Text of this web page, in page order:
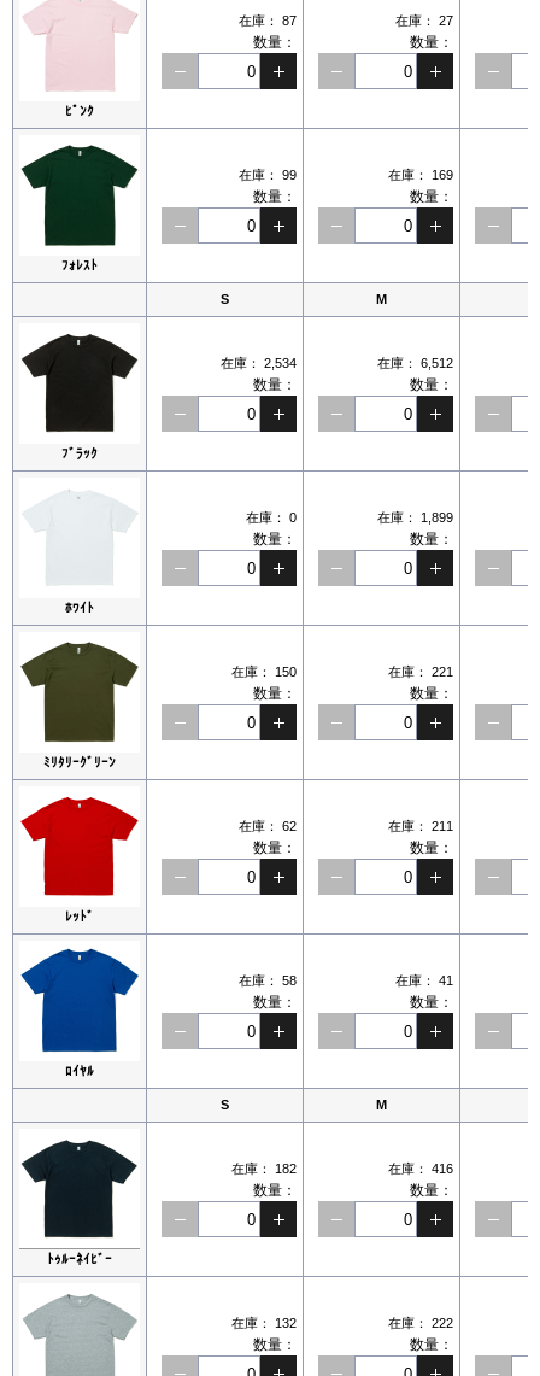
ﾋﾟﾝｸ
在庫： 87
数量：
在庫： 27
数量：
ﾌｫﾚｽﾄ
在庫： 99
数量：
在庫： 169
数量：
S M
ﾌﾞﾗｯｸ
在庫： 2,534
数量：
在庫： 6,512
数量：
ﾎﾜｲﾄ
在庫： 0
数量：
在庫： 1,899
数量：
ﾐﾘﾀﾘｰｸﾞﾘｰﾝ
在庫： 150
数量：
在庫： 221
数量：
ﾚｯﾄﾞ
在庫： 62
数量：
在庫： 211
数量：
ﾛｲﾔﾙ
在庫： 58
数量：
在庫： 41
数量：
S M
ﾄｩﾙｰﾈｲﾋﾞｰ
在庫： 182
数量：
在庫： 416
数量：
在庫： 132
数量：
在庫： 222
数量：